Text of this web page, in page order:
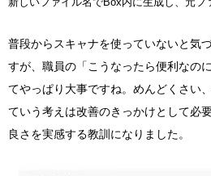
普段からスキャナを使っていないと気
すが、職員の「こうなったら便利なの
てやっぱり大事ですね。めんどくさい
ていう考えは改善のきっかけとして必
良さを実感する教訓になりました。